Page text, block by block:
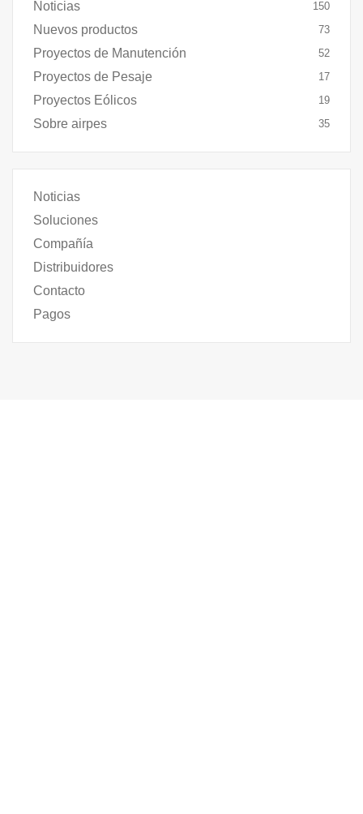
Noticias 150
Nuevos productos 73
Proyectos de Manutención 52
Proyectos de Pesaje 17
Proyectos Eólicos 19
Sobre airpes 35
Noticias
Soluciones
Compañía
Distribuidores
Contacto
Pagos